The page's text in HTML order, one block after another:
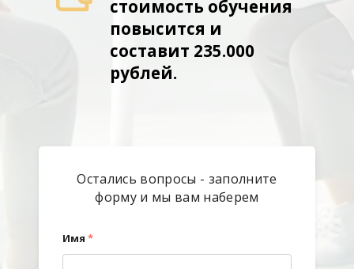
стоимость обучения
повысится и
составит 235.000
рублей.
Остались вопросы - заполните
форму и мы вам наберем
Имя *